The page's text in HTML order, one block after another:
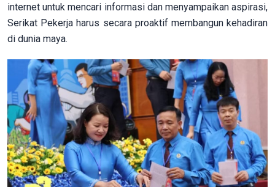
internet untuk mencari informasi dan menyampaikan aspirasi,
Serikat Pekerja harus secara proaktif membangun kehadiran
di dunia maya.